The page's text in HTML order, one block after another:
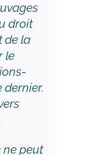
droit
de la
le
dernier.
ne peut